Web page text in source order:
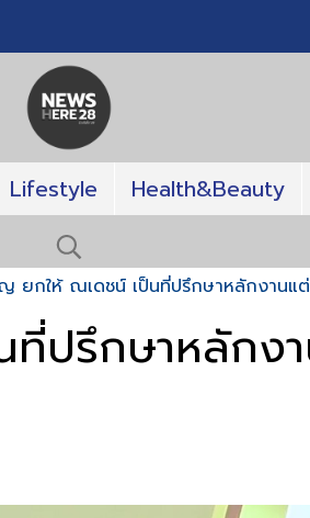
Lifestyle Health&Beauty
ยกให้ ณเดชน์ เป็นที่ปรึกษาหลักงานแ
ปรึกษาหลักง